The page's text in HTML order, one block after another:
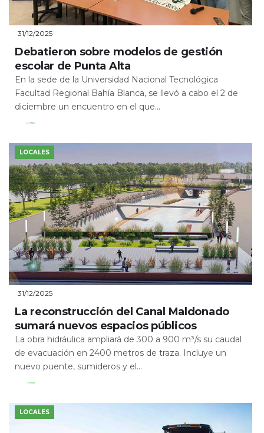
31/12/2025
Debatieron sobre modelos de gestión
escolar de Punta Alta
En la sede de la Universidad Nacional Tecnológica
Facultad Regional Bahía Blanca, se llevó a cabo el 2 de
diciembre un encuentro en el que...
Leer Más
LOCALES
31/12/2025
La reconstrucción del Canal Maldonado
sumará nuevos espacios públicos
La obra hidráulica ampliará de 300 a 900 m³/s su caudal
de evacuación en 2400 metros de traza. Incluye un
nuevo puente, sumideros y el...
Leer Más
LOCALES